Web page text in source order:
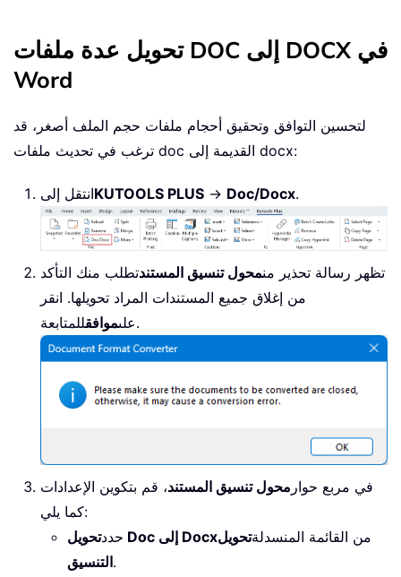
تحويل عدة ملفات DOC إلى DOCX في
Word
لتحسين التوافق وتحقيق أحجام ملفات حجم الملف أصغر، قد
ترغب في تحديث ملفات doc القديمة إلى docx:
انتقل إلىKUTOOLS PLUS → Doc/Docx.
تظهر رسالة تحذير منمحول تنسيق المستندتطلب منك التأكد
من إغلاق جميع المستندات المراد تحويلها. انقر
علىموافق للمتابعة.
في مربع حوار محول تنسيق المستند، قم بتكوين الإعدادات
كما يلي:
حدد
تحويل Doc إلى Docx من القائمة المنسدلةتحويل
التنسيق.